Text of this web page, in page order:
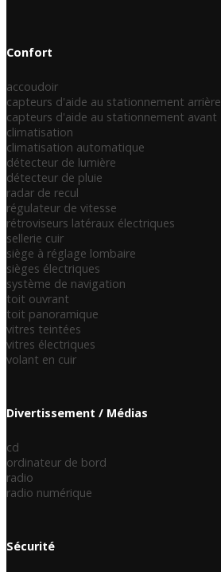
Confort
accoudoir
capteurs d'aide au stationnement arrière
capteurs d'aide au stationnement avant
climatisation
climatisation automatique
détecteur de lumière
détecteur de pluie
radar de recul
régulateur de vitesse
rétroviseurs latéraux électriques
sellerie cuir
siège à réglage lombaire
sièges électriques
système de navigation
toit ouvrant
toit panoramique
vitres teintées
vitres électriques
volant en cuir
Divertissement / Médias
cd
ordinateur de bord
radio
radio numérique
Sécurité